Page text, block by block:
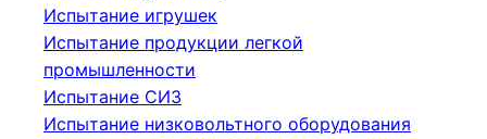
Испытание игрушек
Испытание продукции легкой
промышленности
Испытание СИЗ
Испытание низковольтного оборудования